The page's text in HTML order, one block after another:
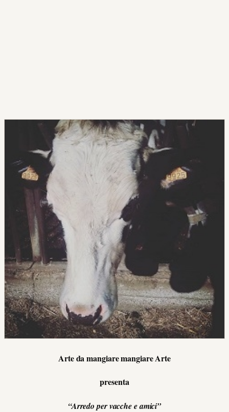
Arte da mangiare mangiare Arte
presenta
“Arredo per vacche e amici”